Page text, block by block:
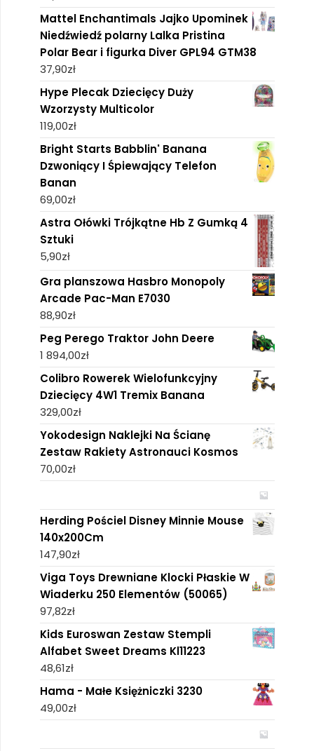
Mattel Enchantimals Jajko Upominek
Niedźwiedź polarny Lalka Pristina
Polar Bear i figurka Diver GPL94 GTM38
37,90zł
Hype Plecak Dziecięcy Duży
Wzorzysty Multicolor
119,00zł
Bright Starts Babblin' Banana
Dzwoniący I Śpiewający Telefon
Banan
69,00zł
Astra Ołówki Trójkątne Hb Z Gumką 4
Sztuki
5,90zł
Gra planszowa Hasbro Monopoly
Arcade Pac-Man E7030
88,90zł
Peg Perego Traktor John Deere
1 894,00zł
Colibro Rowerek Wielofunkcyjny
Dziecięcy 4W1 Tremix Banana
329,00zł
Yokodesign Naklejki Na Ścianę
Zestaw Rakiety Astronauci Kosmos
70,00zł
Herding Pościel Disney Minnie Mouse
140x200Cm
147,90zł
Viga Toys Drewniane Klocki Płaskie W
Wiaderku 250 Elementów (50065)
97,82zł
Kids Euroswan Zestaw Stempli
Alfabet Sweet Dreams Kl11223
48,61zł
Hama - Małe Księżniczki 3230
49,00zł